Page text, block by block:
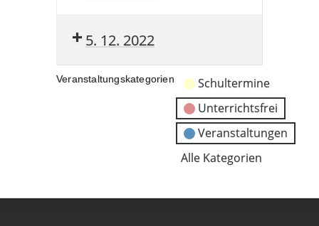
5. 12. 2022
Veranstaltungskategorien
Schultermine
Unterrichtsfrei
Veranstaltungen
Alle Kategorien